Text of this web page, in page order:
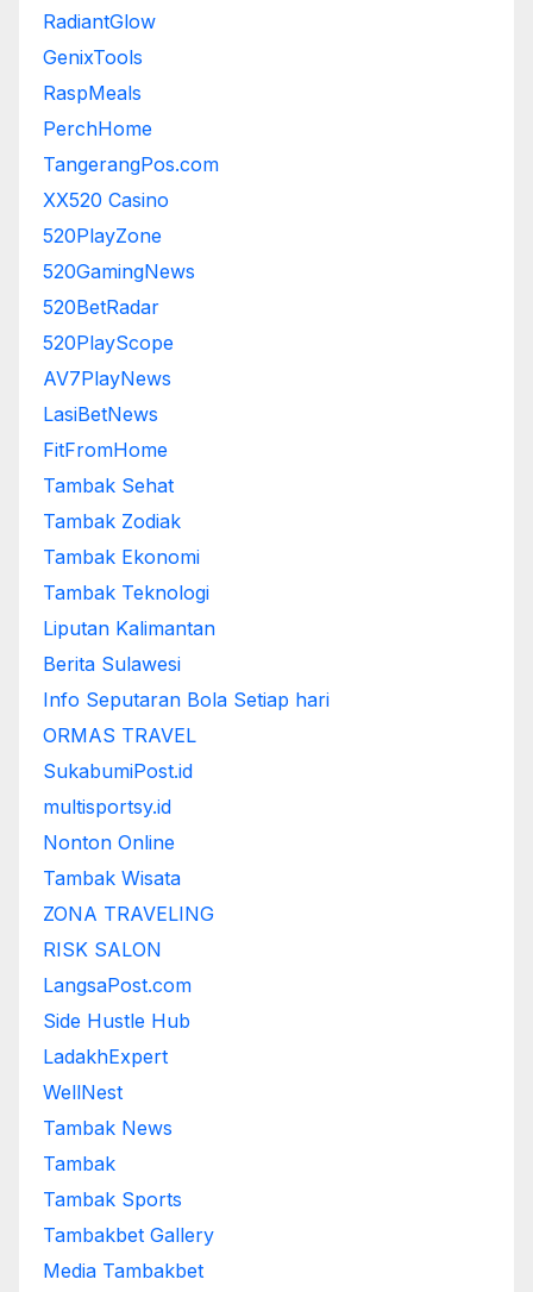
RadiantGlow
GenixTools
RaspMeals
PerchHome
TangerangPos.com
XX520 Casino
520PlayZone
520GamingNews
520BetRadar
520PlayScope
AV7PlayNews
LasiBetNews
FitFromHome
Tambak Sehat
Tambak Zodiak
Tambak Ekonomi
Tambak Teknologi
Liputan Kalimantan
Berita Sulawesi
Info Seputaran Bola Setiap hari
ORMAS TRAVEL
SukabumiPost.id
multisportsy.id
Nonton Online
Tambak Wisata
ZONA TRAVELING
RISK SALON
LangsaPost.com
Side Hustle Hub
LadakhExpert
WellNest
Tambak News
Tambak
Tambak Sports
Tambakbet Gallery
Media Tambakbet